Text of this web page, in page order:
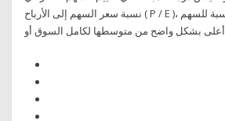
نسبة سعر السهم إلى الأرباح ( P / E )، فحينما تكون هذه النسبة للسهم